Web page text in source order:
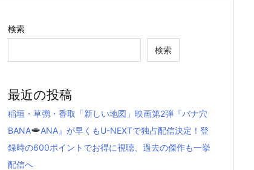
検索
検索
最近の投稿
稲垣・草彅・香取「新しい地図」映画第2弾『バナ穴
BANA
ANA』が早くもU-NEXTで独占配信決定！登
録時の600ポイントでお得に視聴、過去の傑作も一挙
配信へ